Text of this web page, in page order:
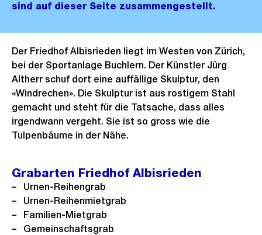
sind auf dieser Seite zusammengestellt.
Der Friedhof Albisrieden liegt im Westen von Zürich,
bei der Sportanlage Buchlern. Der Künstler Jürg
Altherr schuf dort eine auffällige Skulptur, den
«Windrechen». Die Skulptur ist aus rostigem Stahl
gemacht und steht für die Tatsache, dass alles
irgendwann vergeht. Sie ist so gross wie die
Tulpenbäume in der Nähe.
Grabarten Friedhof Albisrieden
Urnen-Reihengrab
Urnen-Reihenmietgrab
Familien-Mietgrab
Gemeinschaftsgrab